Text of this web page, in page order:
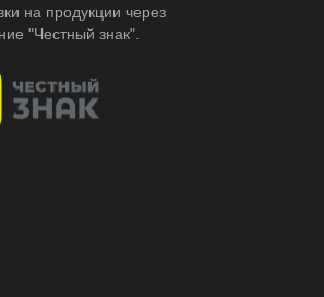
на продукции через
"Честный знак".